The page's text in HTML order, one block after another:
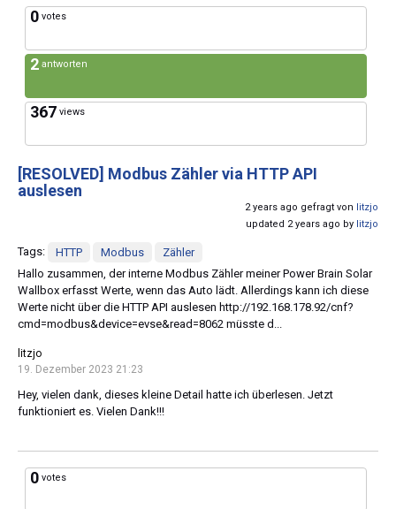
0 votes
2 antworten
367 views
[RESOLVED] Modbus Zähler via HTTP API
auslesen
2 years ago gefragt von
litzjo
updated 2 years ago by litzjo
Tags: HTTP Modbus
Zähler
Hallo zusammen, der interne Modbus Zähler meiner Power Brain Solar
Wallbox erfasst Werte, wenn das Auto lädt. Allerdings kann ich diese
Werte nicht über die HTTP API auslesen http://192.168.178.92/cnf?
cmd=modbus&device=evse&read=8062 müsste d...
litzjo
19. Dezember 2023 21:23
Hey, vielen dank, dieses kleine Detail hatte ich überlesen. Jetzt
funktioniert es. Vielen Dank!!!
0 votes